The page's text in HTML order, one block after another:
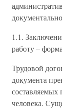
1.1.
работу –
Трудовой
документа
составляемых
человека.